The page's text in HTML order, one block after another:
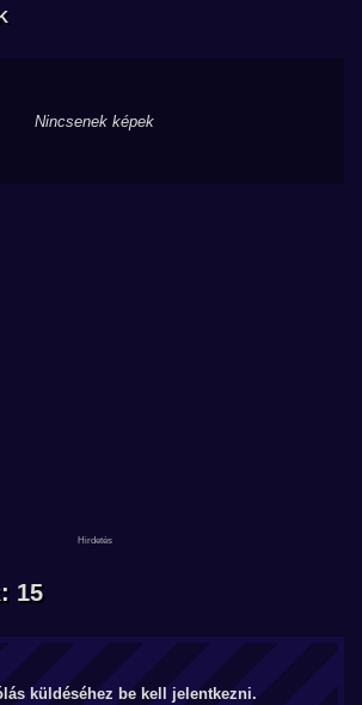
Nincsenek képek
15
küldéséhez be kell jelentkezni.